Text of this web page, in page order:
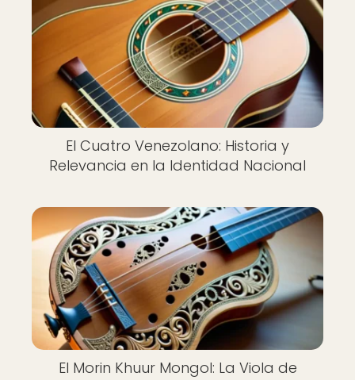
El Cuatro Venezolano: Historia y
Relevancia en la Identidad Nacional
El Morin Khuur Mongol: La Viola de